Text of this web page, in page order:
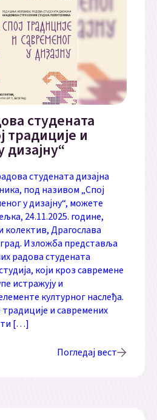
студената
традиције и
дизајну“
студената дизајна
под називом „Спој
у дизајну“, можете
24.11.2025. године,
колектив, Драгослава
Изложба представља
радова студената
који кроз савремене
истражују и
културног наслеђа.
и савремених
[…]
Погледај вест